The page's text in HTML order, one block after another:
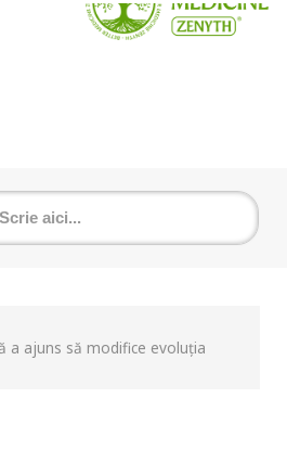
a ajuns să modifice evoluția